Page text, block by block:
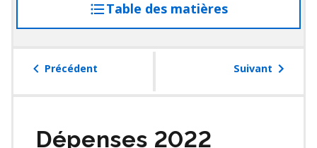
Table des matières
à
table
Précédent Suivant
Dépenses 2022